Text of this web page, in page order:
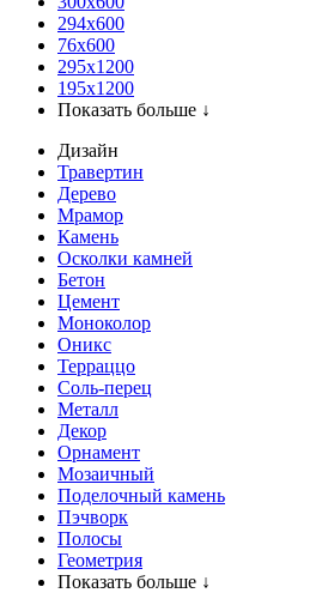
294x600
76х600
295х1200
195х1200
Показать больше ↓
Дизайн
Травертин
Дерево
Мрамор
Камень
Осколки камней
Бетон
Цемент
Моноколор
Оникс
Терраццо
Соль-перец
Металл
Декор
Орнамент
Мозаичный
Поделочный камень
Пэчворк
Полосы
Геометрия
Показать больше ↓